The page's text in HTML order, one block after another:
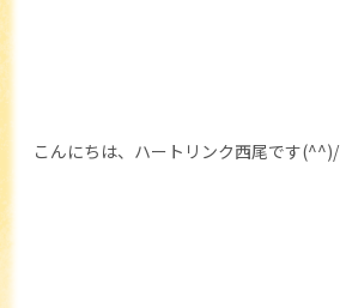
こんにちは、ハートリンク西尾です(^^)/